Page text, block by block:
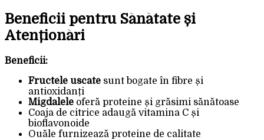
Beneficii pentru Sănătate și
Atenționări
Beneficii:
Fructele uscate sunt bogate în fibre și
antioxidanți
Migdalele oferă proteine și grăsimi sănătoase
Coaja de citrice adaugă vitamina C și
bioflavonoide
Ouăle furnizează proteine de calitate